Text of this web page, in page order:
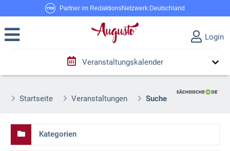
Partner im RedaktionsNetzwerk Deutschland
Login
Veranstaltungskalender
Startseite Veranstaltungen Suche
Kategorien